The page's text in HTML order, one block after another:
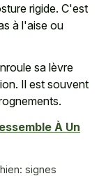
rigide. C'est
à l'aise ou
sa lèvre
Il est souvent
À Un
signes